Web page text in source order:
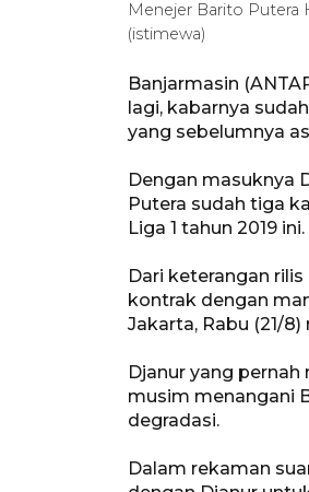
Menejer Barito Putera
(istimewa)
Banjarmasin
lagi, kabarnya
yang sebelumnya
Dengan masuknya
Putera sudah tiga
Liga 1 tahun 2019 ini.
Dari keterangan
kontrak dengan
Jakarta, Rabu (21/8)
Djanur yang
musim menangani
degradasi.
Dalam rekaman